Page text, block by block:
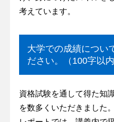
考えています。
大学での成績につい
ださい。（100字以内
資格試験を通して得た知
を数多くいただきました